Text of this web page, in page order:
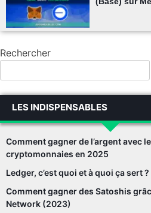
Rechercher
LES INDISPENSABLES
Comment gagner de l’argent avec
cryptomonnaies en 2025
Ledger, c’est quoi et à quoi ça sert ?
Comment gagner des Satoshis
Network (2023)